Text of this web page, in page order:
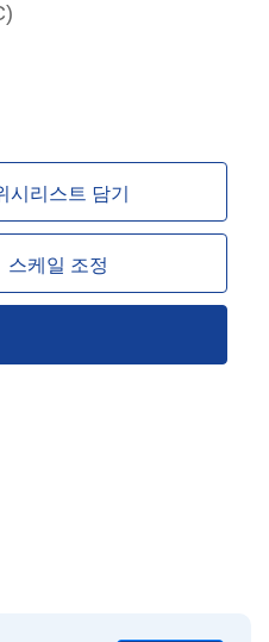
시리스트 담기
스케일 조정